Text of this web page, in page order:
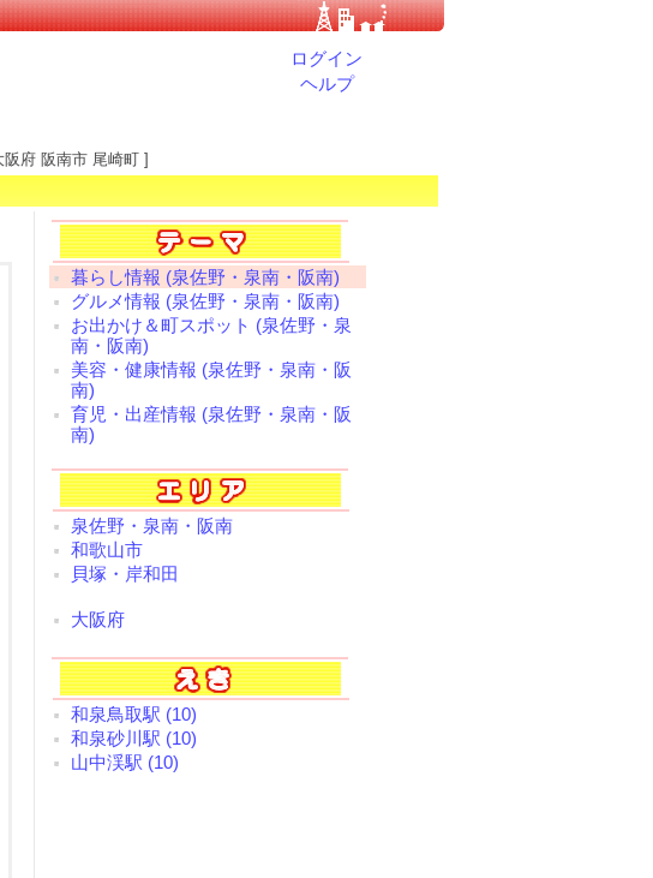
ログイン
ヘルプ
阪府 阪南市 尾崎町 ]
暮らし情報 (泉佐野・泉南・阪南)
グルメ情報 (泉佐野・泉南・阪南)
お出かけ＆町スポット (泉佐野・泉
南・阪南)
美容・健康情報 (泉佐野・泉南・阪
南)
育児・出産情報 (泉佐野・泉南・阪
南)
泉佐野・泉南・阪南
和歌山市
貝塚・岸和田
大阪府
和泉鳥取駅 (10)
和泉砂川駅 (10)
山中渓駅 (10)